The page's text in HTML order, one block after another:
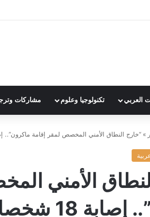
العربي تكنولوجيا وعلوم مشاركات
» “خارج النطاق الأمني المخصص لمقر إقامة ماكرون”.. إصابة 18 شخصا في
الأمني
في انفجارين بدمشق